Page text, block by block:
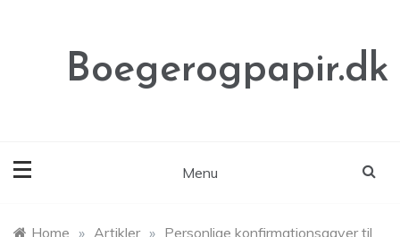
Boegerogpapir.dk
Menu
Home » Artikler » Personlige konfirmationsgaver til